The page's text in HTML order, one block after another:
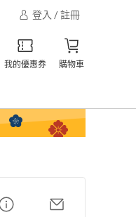
登入 / 註冊
我的優惠券 購物車